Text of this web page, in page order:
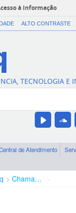
à informação
ALTO CONTRASTE
TECNOLOGIA E
de Atendimento
Chamadas